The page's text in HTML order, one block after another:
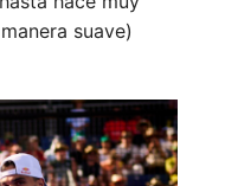
suave)